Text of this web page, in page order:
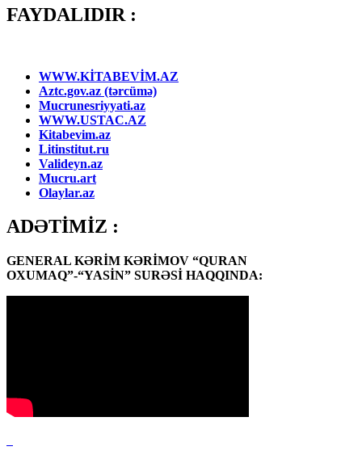
FAYDALIDIR :
WWW.KİTABEVİM.AZ
Aztc.gov.az (tərcümə)
Mucrunesriyyati.az
WWW.USTAC.AZ
Kitabevim.az
Litinstitut.ru
Valideyn.az
Mucru.art
Olaylar.az
ADƏTİMİZ :
GENERAL KƏRİM KƏRİMOV “QURAN
OXUMAQ”-“YASİN” SURƏSİ HAQQINDA: